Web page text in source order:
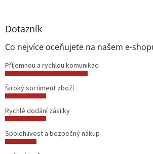
Dotazník
Co nejvíce oceňujete na našem e-
Příjemnou a rychlou komunikaci
Široký sortiment zboží
Rychlé dodání zásilky
Spolehlivost a bezpečný nákup